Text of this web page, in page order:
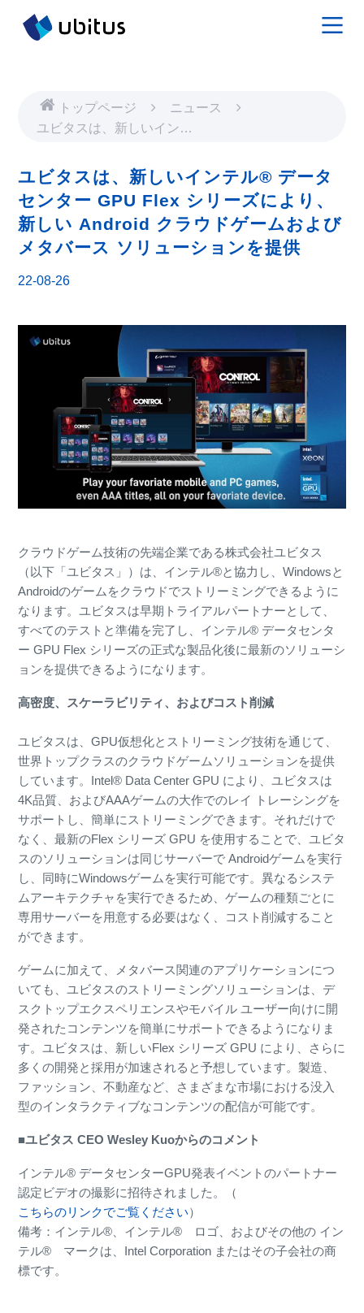
トップページ
ニュース
ユビタスは、新しいインテ
Flex シリーズにより、新
しい Android クラウドゲー
ムおよびメタバース ソリ
ューションを提供
ユビタスは、新しいインテル® データ
センター GPU Flex シリーズにより、
新しい Android クラウドゲームおよび
メタバース ソリューションを提供
22-08-26
クラウドゲーム技術の先端企業である株式会社ユビタス
（以下「ユビタス」）は、インテル®と協力し、Windowsと
Androidのゲームをクラウドでストリーミングできるように
なります。ユビタスは早期トライアルパートナーとして、
すべてのテストと準備を完了し、インテル® データセンタ
ー GPU Flex シリーズの正式な製品化後に最新のソリューシ
ョンを提供できるようになります。
高密度、スケーラビリティ、およびコスト削減
ユビタスは、GPU仮想化とストリーミング技術を通じて、
世界トップクラスのクラウドゲームソリューションを提供
しています。Intel® Data Center GPU により、ユビタスは
4K品質、およびAAAゲームの大作でのレイ トレーシングを
サポートし、簡単にストリーミングできます。それだけで
なく、最新のFlex シリーズ GPU を使用することで、ユビタ
スのソリューションは同じサーバーで Androidゲームを実行
し、同時にWindowsゲームを実行可能です。異なるシステ
ムアーキテクチャを実行できるため、ゲームの種類ごとに
専用サーバーを用意する必要はなく、コスト削減すること
ができます。
ゲームに加えて、メタバース関連のアプリケーションにつ
いても、ユビタスのストリーミングソリューションは、デ
スクトップエクスペリエンスやモバイル ユーザー向けに開
発されたコンテンツを簡単にサポートできるようになりま
す。ユビタスは、新しいFlex シリーズ GPU により、さらに
多くの開発と採用が加速されると予想しています。製造、
ファッション、不動産など、さまざまな市場における没入
型のインタラクティブなコンテンツの配信が可能です。
■ユビタス CEO Wesley Kuoからのコメント
インテル® データセンターGPU発表イベントのパートナー
認定ビデオの撮影に招待されました。（
こちらのリンクでご覧ください）
備考：インテル®、インテル® ロゴ、およびその他の イン
テル® マークは、Intel Corporation またはその子会社の商
標です。